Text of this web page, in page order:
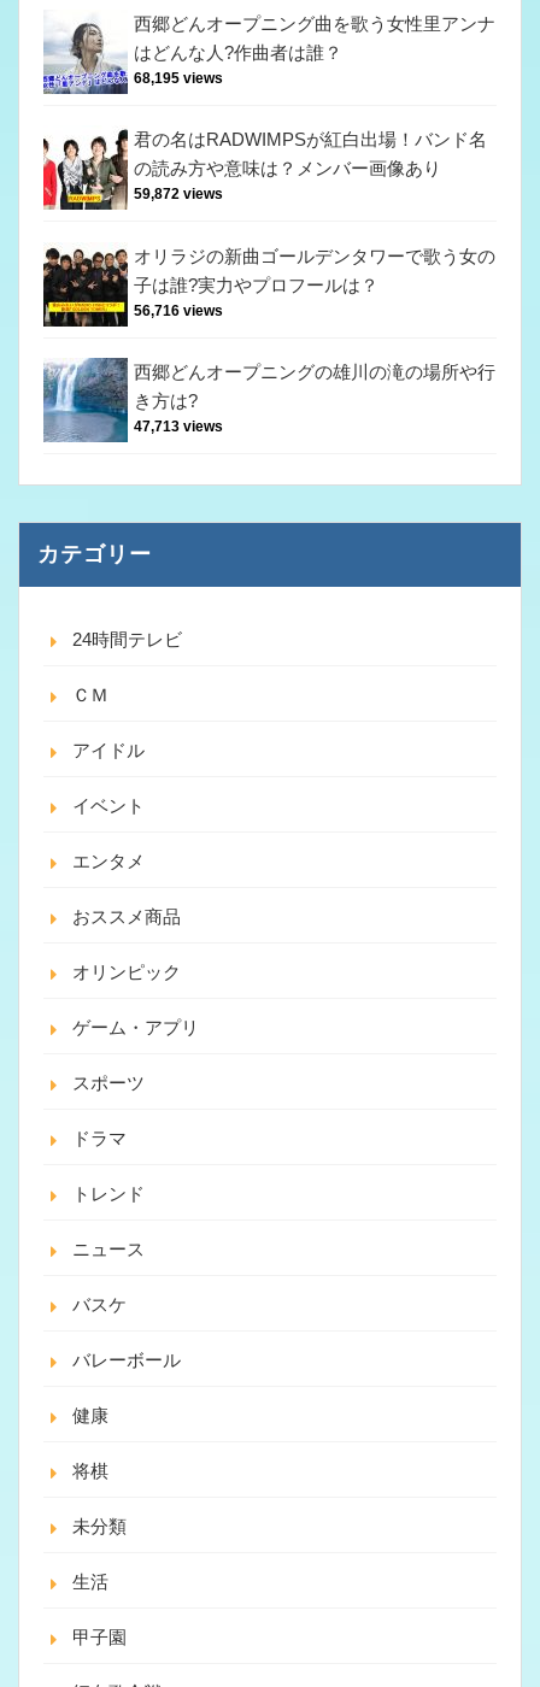
西郷どんオープニング曲を歌う女性里アンナ
はどんな人?作曲者は誰？
68,195 views
君の名はRADWIMPSが紅白出場！バンド名
の読み方や意味は？メンバー画像あり
59,872 views
オリラジの新曲ゴールデンタワーで歌う女の
子は誰?実力やプロフールは？
56,716 views
西郷どんオープニングの雄川の滝の場所や行
き方は?
47,713 views
カテゴリー
24時間テレビ
ＣＭ
アイドル
イベント
エンタメ
おススメ商品
オリンピック
ゲーム・アプリ
スポーツ
ドラマ
トレンド
ニュース
バスケ
バレーボール
健康
将棋
未分類
生活
甲子園